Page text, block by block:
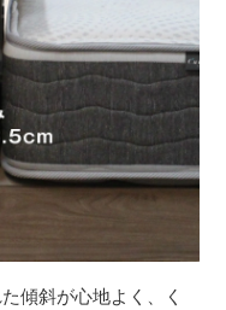
傾斜が心地よく、く